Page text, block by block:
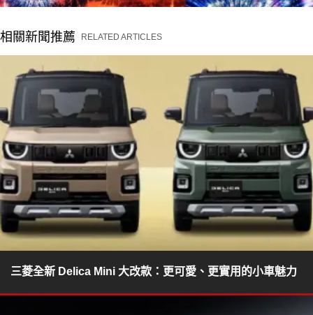
相關新聞推薦 RELATED ARTICLES
三菱全新 Delica Mini 大改款：更可愛、更實用的小車魅力